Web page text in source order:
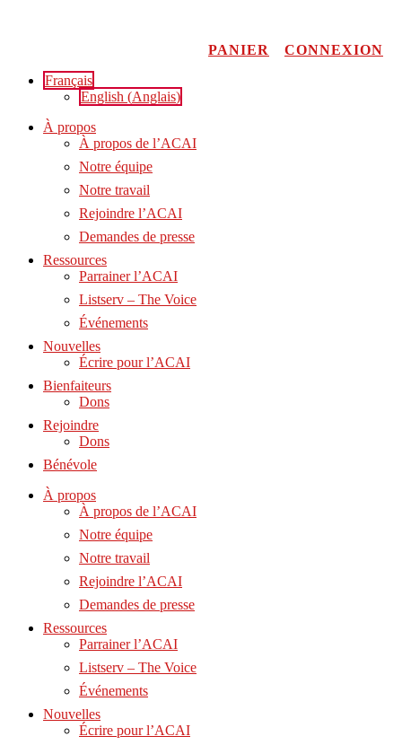
PANIER
CONNEXION
Français
English (Anglais)
À propos
À propos de l’ACAI
Notre équipe
Notre travail
Rejoindre l’ACAI
Demandes de presse
Ressources
Parrainer l’ACAI
Listserv – The Voice
Événements
Nouvelles
Écrire pour l’ACAI
Bienfaiteurs
Dons
Rejoindre
Dons
Bénévole
À propos
À propos de l’ACAI
Notre équipe
Notre travail
Rejoindre l’ACAI
Demandes de presse
Ressources
Parrainer l’ACAI
Listserv – The Voice
Événements
Nouvelles
Écrire pour l’ACAI